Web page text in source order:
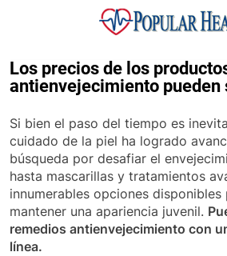
Popular
Los precios de los
antienvejecimiento pueden
Si bien el paso del tiempo es
cuidado de la piel ha logrado
búsqueda por desafiar el
hasta mascarillas y tratamientos
innumerables opciones disponibles
mantener una apariencia juvenil.
remedios antienvejecimiento con
línea.